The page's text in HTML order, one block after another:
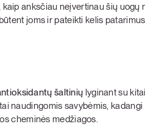
anksčiau neįvertinau šių uogų
joms ir pateikti kelis
šaltinių lyginant su
naudingomis savybėmis, kadangi
cheminės medžiagos.